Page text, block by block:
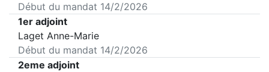
Début du mandat 14/2/2026
1er adjoint
Laget Anne-Marie
Début du mandat 14/2/2026
2eme adjoint